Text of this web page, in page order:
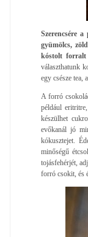
Szerencsére
gyümölcs,
kóstolt forralt
választhatunk
egy csésze tea,
A forró
például
készülhet
evőkanál jó
kókusztejet.
minőségű
tojásfehérjét,
forró csokit, és